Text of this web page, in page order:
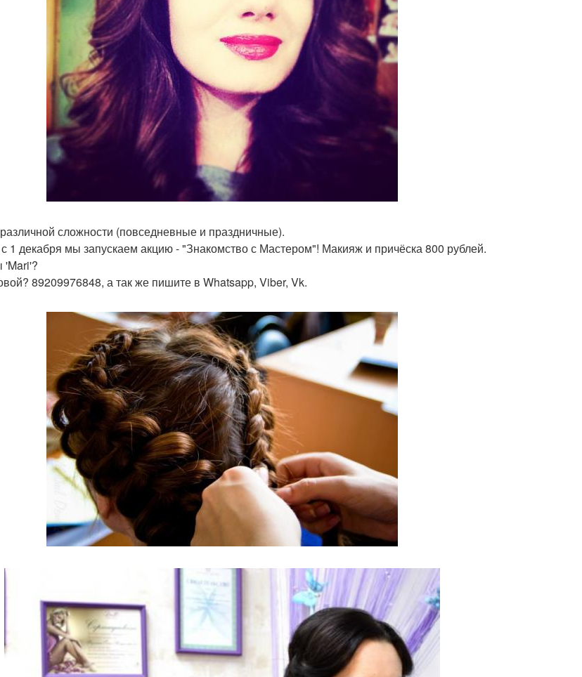
сложности (повседневные и праздничные).
1 декабря мы запускаем акцию - "Знакомство с Мастером"! Макияж и причёска 800 рублей.
'Mari'?
89209976848, а так же пишите в Whatsapp, Viber, Vk.